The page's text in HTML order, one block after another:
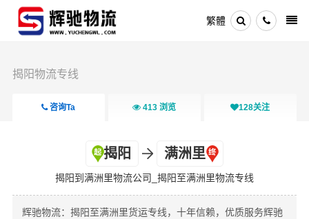
繁體
揭阳物流专线
咨询Ta 413 浏览 128关注
揭阳 满洲里
揭阳到满洲里物流公司_揭阳至满洲里物流专线
辉驰物流：揭阳至满洲里货运专线，十年信赖，优质服务辉驰